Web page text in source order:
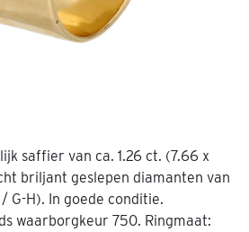
saffier van ca. 1.26 ct. (7.66 x
briljant geslepen diamanten van
G-H). In goede conditie.
waarborgkeur 750. Ringmaat: